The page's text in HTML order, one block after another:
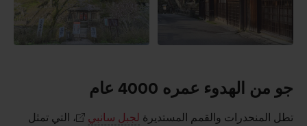
جو من الهدوء عمره 4000 عام
تطل المنحدرات والقمم المستديرة لجبل سانبي
، التي تمثل